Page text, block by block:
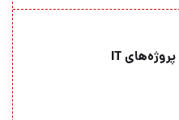
101 عامل شکست پروژه‌های IT